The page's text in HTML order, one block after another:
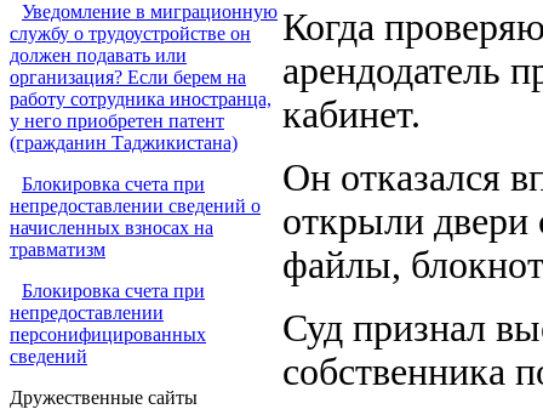
Уведомление в миграционную
службу о трудоустройстве он
должен подавать или
организация? Если берем на
работу сотрудника иностранца,
у него приобретен патент
(гражданин Таджикистана)
Блокировка счета при
непредоставлении сведений о
начисленных взносах на
травматизм
Блокировка счета при
непредоставлении
персонифицированных
сведений
Дружественные сайты
Когда
арендодатель
кабинет.
Он отказался
открыли двери
файлы,
Суд признал
собственника